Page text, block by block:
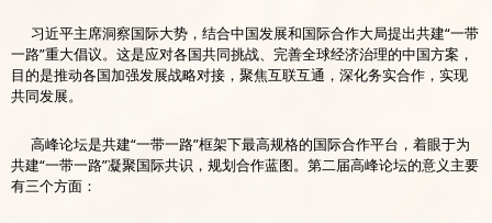
习近平主席洞察国际大势，结合中国发展和国际合作大局提出共建“一带
一路”重大倡议。这是应对各国共同挑战、完善全球经济治理的中国方案，
目的是推动各国加强发展战略对接，聚焦互联互通，深化务实合作，实现
共同发展。
高峰论坛是共建“一带一路”框架下最高规格的国际合作平台，着眼于为
共建“一带一路”凝聚国际共识，规划合作蓝图。第二届高峰论坛的意义主要
有三个方面：